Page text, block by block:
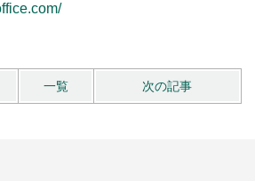
一覧 次の記事